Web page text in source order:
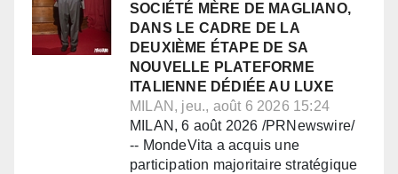
SOCIÉTÉ MÈRE DE MAGLIANO,
DANS LE CADRE DE LA
DEUXIÈME ÉTAPE DE SA
NOUVELLE PLATEFORME
ITALIENNE DÉDIÉE AU LUXE
MILAN, jeu., août 6 2026 15:24
MILAN, 6 août 2026 /PRNewswire/
-- MondeVita a acquis une
participation majoritaire stratégique